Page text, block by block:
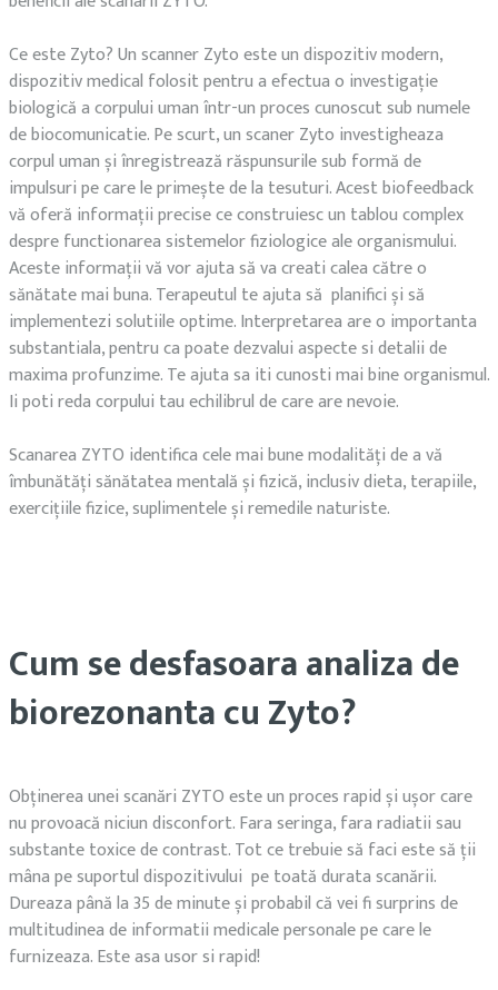
Ce este Zyto? Un scanner Zyto este un dispozitiv modern,
dispozitiv medical folosit pentru a efectua o investigație
biologică a corpului uman într-un proces cunoscut sub numele
de biocomunicatie. Pe scurt, un scaner Zyto investigheaza
corpul uman și înregistrează răspunsurile sub formă de
impulsuri pe care le primește de la tesuturi. Acest biofeedback
vă oferă informații precise ce construiesc un tablou complex
despre functionarea sistemelor fiziologice ale organismului.
Aceste informații vă vor ajuta să va creati calea către o
sănătate mai buna. Terapeutul te ajuta să planifici și să
implementezi solutiile optime. Interpretarea are o importanta
substantiala, pentru ca poate dezvalui aspecte si detalii de
maxima profunzime. Te ajuta sa iti cunosti mai bine organismul.
Ii poti reda corpului tau echilibrul de care are nevoie.
Scanarea ZYTO identifica cele mai bune modalități de a vă
îmbunătăți sănătatea mentală și fizică, inclusiv dieta, terapiile,
exercițiile fizice, suplimentele și remedile naturiste.
Cum se desfasoara analiza de
biorezonanta cu Zyto?
Obținerea unei scanări ZYTO este un proces rapid și ușor care
nu provoacă niciun disconfort. Fara seringa, fara radiatii sau
substante toxice de contrast. Tot ce trebuie să faci este să ții
mâna pe suportul dispozitivului pe toată durata scanării.
Dureaza până la 35 de minute și probabil că vei fi surprins de
multitudinea de informatii medicale personale pe care le
furnizeaza. Este asa usor si rapid!